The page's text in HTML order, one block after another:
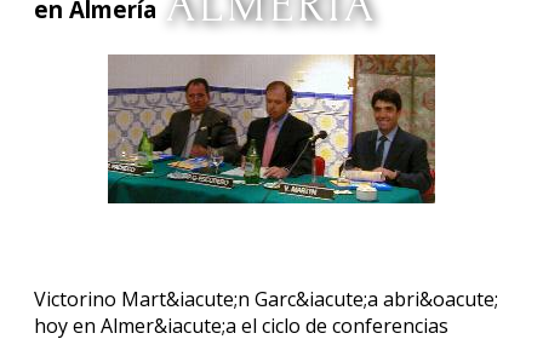
en Almería
Victorino Mart&iacute;n Garc&iacute;a abri&oacute;
hoy en Almer&iacute;a el ciclo de conferencias